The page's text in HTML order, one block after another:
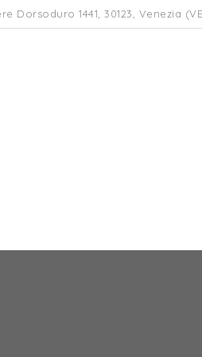
Dorsoduro 1441, 30123, Venezia